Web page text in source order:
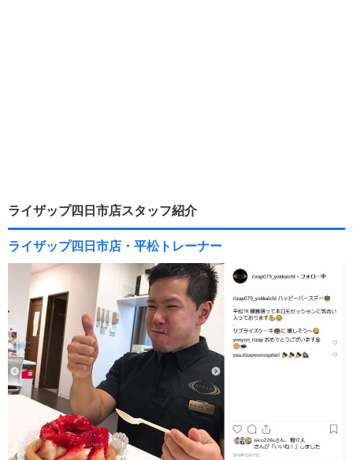
ライザップ四日市店スタッフ紹介
ライザップ四日市店・平松トレーナー